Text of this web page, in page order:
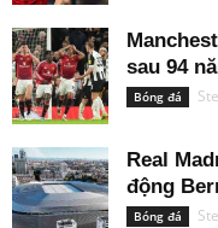
sau 94
Bóng đá
Real
động
Bóng đá